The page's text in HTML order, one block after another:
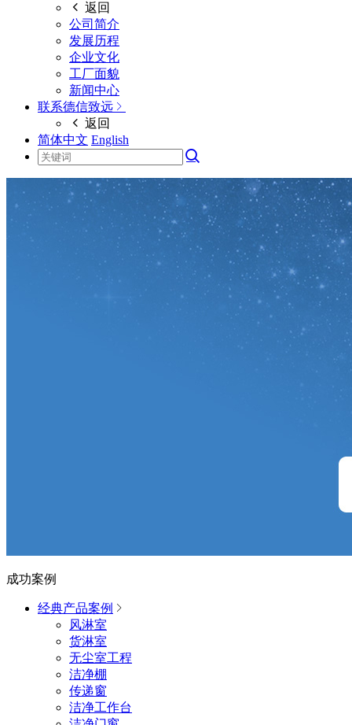
返回
公司简介
发展历程
企业文化
工厂面貌
新闻中心
联系德信致远
返回
简体中文 English
成功案例
经典产品案例
风淋室
货淋室
无尘室工程
洁净棚
传递窗
洁净工作台